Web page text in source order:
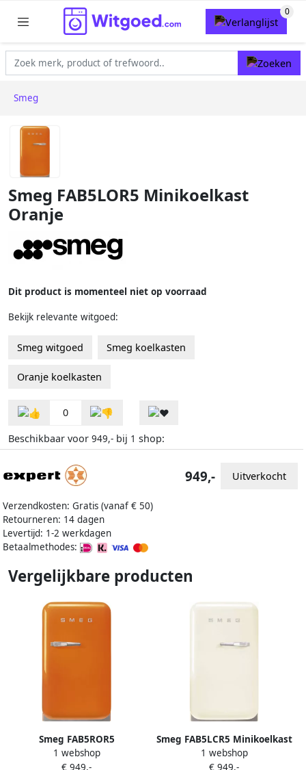
Smeg
Smeg FAB5LOR5 Minikoelkast
Oranje
Dit product is momenteel niet op voorraad
Bekijk relevante witgoed:
Smeg witgoed Smeg koelkasten
Oranje koelkasten
0
Beschikbaar voor 949,- bij 1 shop:
Verzendkosten: Gratis (vanaf € 50)
Retourneren: 14 dagen
Levertijd: 1-2 werkdagen
Betaalmethodes:
949,- Uitverkocht
Vergelijkbare producten
Smeg FAB5ROR5
Minikoelkast Oranje
1 webshop
Smeg FAB5LCR5 Minikoelkast
Wit
1 webshop